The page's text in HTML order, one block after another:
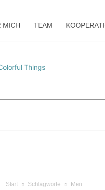
MICH TEAM
Start Schlagworte Men